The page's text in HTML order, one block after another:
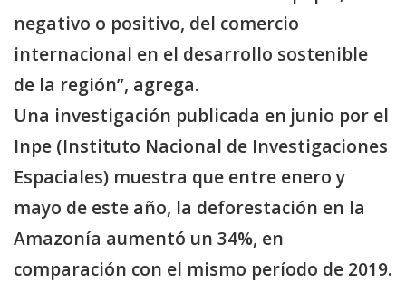
negativo o positivo, del comercio
internacional en el desarrollo sostenible
de la región”, agrega.
Una investigación publicada en junio por el
Inpe (Instituto Nacional de Investigaciones
Espaciales) muestra que entre enero y
mayo de este año, la deforestación en la
Amazonía aumentó un 34%, en
comparación con el mismo período de 2019.